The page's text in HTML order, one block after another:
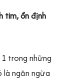
tim, ổn định
trong những
ngăn ngừa